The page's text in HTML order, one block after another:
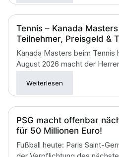
Tennis – Kanada
Teilnehmer, Preisgeld &
Kanada Masters beim Tennis
August 2026 macht der
Weiterlesen
PSG macht offenbar
für 50 Millionen Euro!
Fußball heute: Paris Saint-